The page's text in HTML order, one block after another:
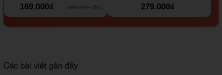
169.000₫
-15%
279.000₫
Các bài viết gần đây